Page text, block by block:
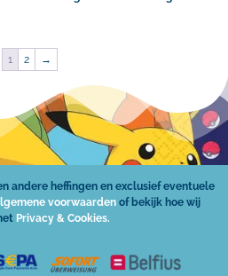
1 2 →
andere heffingen en exclusief eventuele
voorwaarden of bekijk hoe wij
Privacy & Cookies.